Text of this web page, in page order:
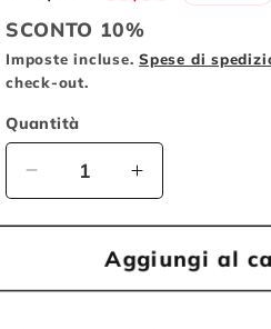
o
g
r
a
i
c
di
listino
scontato
SCONTO 10%
Imposte incluse.Spese di
check-out.
Quantità
Diminuisci
quantità
per
MAGNETICO
Aumenta
quantità
per
DISCO
MAGNETICO
Aggiungi al